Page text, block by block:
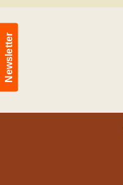
Newsletter